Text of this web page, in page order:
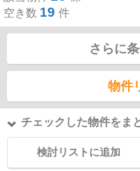
空き数 19 件
さらに
物件
チェックした物件をま
検討リストに追加